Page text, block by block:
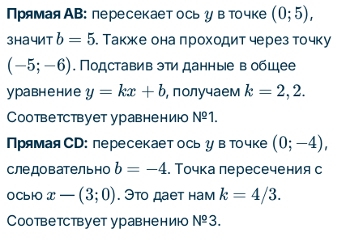
Прямая AB: пересекает ось y
y в точке (0;
5)
(0;5),
значитb
=
b = 5. Также она проходит через точку(-5;
(−5; −6). Подставив эти данные в общее
уравнение y
=
kx
+
b
y = kx + b, получаем k
k = 2,2.
Соответствует уравнению №1.
Прямая CD: пересекает ось y
y в точке (0;
-4)
(0; −4),
следовательно b
=
b = −4. Точка пересечения с
осью x
x — (3;
0)
(3;0). Это дает нам k
k = 4/3.
Соответствует уравнению №3.